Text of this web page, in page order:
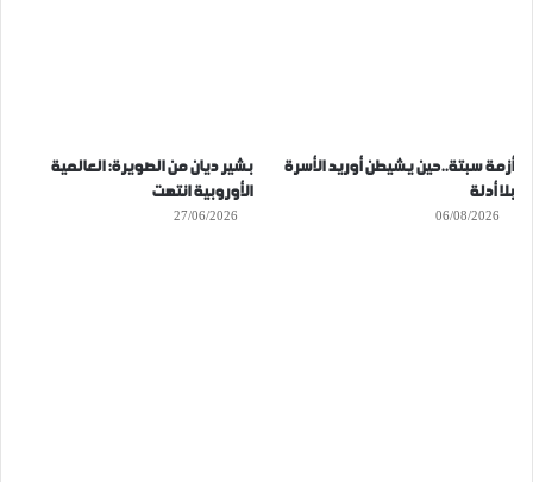
أزمة سبتة..حين يشيطن أوريد الأسرة
بلا أدلة
06/08/2026
بشير ديان من الصويرة: العالمية
الأوروبية انتهت
27/06/2026